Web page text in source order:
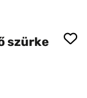
szürke